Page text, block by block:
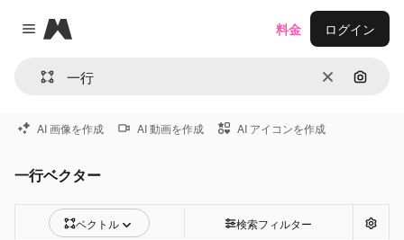
Close menu
Magnific
消去 画像で
料金 ログイン
AI 画像を作成 AI 動画を作成 AI アイコンを作成
一行ベクター
ベクトル 検索フィルター